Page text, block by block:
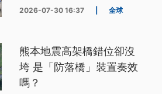
2026-07-30 16:37 全球
熊本地震高架橋錯位卻沒
垮 是「防落橋」裝置奏效
嗎？